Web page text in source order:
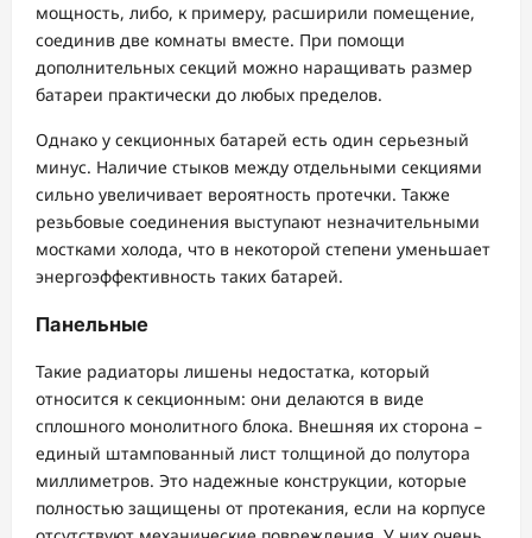
мощность, либо, к примеру, расширили помещение,
соединив две комнаты вместе. При помощи
дополнительных секций можно наращивать размер
батареи практически до любых пределов.
Однако у секционных батарей есть один серьезный
минус. Наличие стыков между отдельными секциями
сильно увеличивает вероятность протечки. Также
резьбовые соединения выступают незначительными
мостками холода, что в некоторой степени уменьшает
энергоэффективность таких батарей.
Панельные
Такие радиаторы лишены недостатка, который
относится к секционным: они делаются в виде
сплошного монолитного блока. Внешняя их сторона –
единый штампованный лист толщиной до полутора
миллиметров. Это надежные конструкции, которые
полностью защищены от протекания, если на корпусе